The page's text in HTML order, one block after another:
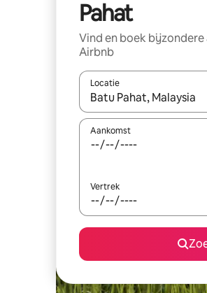
Pahat
Vind en boek
Airbnb
Locatie
Wanneer er resultaten
Aankomst
Vertrek